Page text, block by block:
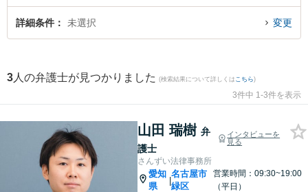
害を法律相談できる名古屋市緑区内の弁護士に相談予約したい』などでお困り
の相談者さんにおすすめです。
詳細条件 未選択 変更
3 人の弁護士が見つかりました (検索結果について詳しくは こちら)
3件中 1-3件を表示
山田 瑞樹 弁
護士
インタビューを
見る
さんずい法律事務所
愛知
県
|
名古屋市
緑区
営業時間：09:30~19:00
（平日）